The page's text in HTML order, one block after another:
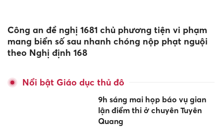
Công an đề nghị 1681 chủ phương tiện vi phạm
mang biển số sau nhanh chóng nộp phạt nguội
theo Nghị định 168
Nổi bật Giáo dục thủ đô
9h sáng mai họp báo vụ gian
lận điểm thi ở chuyên Tuyên
Quang